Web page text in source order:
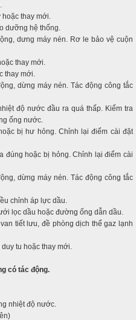
hoặc thay mới.
dưỡng hệ thống.
dưng máy nén. Rơ le bảo vệ cuộn
thay mới.
thay mới.
dừng máy nén. Tác động công tắc
độ nước đầu ra quá thấp. Kiểm tra
ống nước.
bị hư hỏng. Chỉnh lại điểm cài đặt
đúng hoặc bị hỏng. Chỉnh lại điểm cài
dừng máy nén. Tác động công tắc
chỉnh áp lực dầu.
lọc dầu hoặc đường ống dẫn dầu.
tiết lưu, đề phòng dịch thể gaz lạnh
tu hoặc thay mới.
có tác động.
nhiệt độ nước.